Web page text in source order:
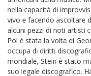
nella capacità di
vivo e facendo ascoltare
alcuni pezzi di noti artisti
Poi è stata la volta di
occupa di diritti
mondiale, Stein è stato
suo legale discografico.